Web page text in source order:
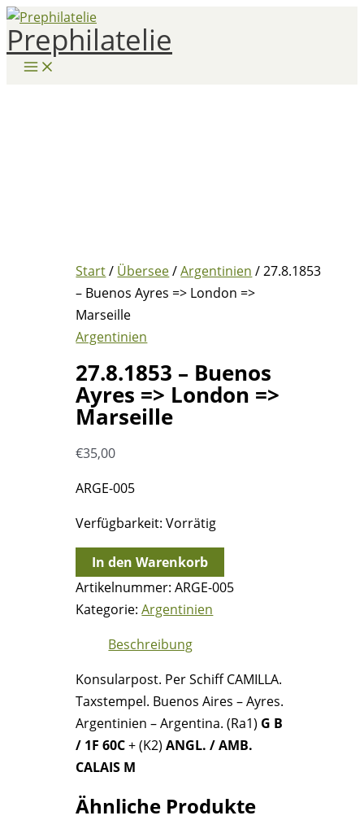
Zum
Inhalt
springen
Prephilatelie
Start/ Übersee/Argentinien / 27.8.1853
– Buenos Ayres => London =>
Marseille
Argentinien
27.8.1853 – Buenos
Ayres => London =>
Marseille
€35,00
ARGE-005
Verfügbarkeit: Vorrätig
27.8.1853
-
Buenos
Ayres
=>
Marseille
Menge
In den Warenkorb
Artikelnummer:ARGE-005
Kategorie:Argentinien
Beschreibung
Konsularpost. Per Schiff CAMILLA.
Taxstempel. Buenos Aires – Ayres.
Argentinien – Argentina. (Ra1) G B
/ 1F 60C+ (K2)ANGL. / AMB.
CALAIS M
Ähnliche Produkte